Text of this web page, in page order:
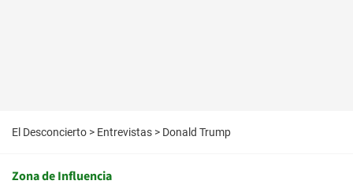
El Desconcierto > Entrevistas > Donald Trump
Zona de Influencia